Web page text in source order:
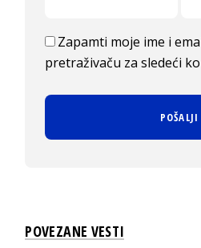
Zapamti moje ime i
pretraživaču za sledeći
POVEZANE VESTI